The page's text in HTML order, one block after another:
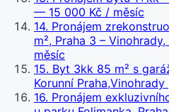
— 15 000 Kč / měsíc
14. Pronájem
m², Praha 3 –
měsíc
15. Byt 3kk 85 m² s
Korunní Praha,Vinohrady
16. Pronájem